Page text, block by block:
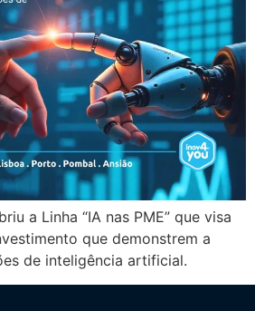
a Linha “IA nas PME” que visa
que demonstrem a
de inteligência artificial.